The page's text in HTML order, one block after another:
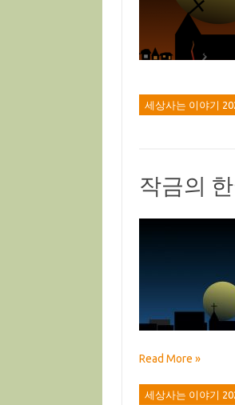
세상사는 이야기
작금의
Read More »
세상사는 이야기